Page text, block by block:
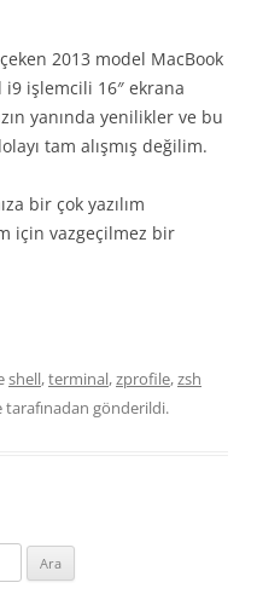
çeken 2013 model MacBook
i9 işlemcili 16″ ekrana
yanında yenilikler ve bu
tam alışmış değilim.
bir çok yazılım
için vazgeçilmez bir
shell,terminal,zprofile,zsh
tarafınadan gönderildi.